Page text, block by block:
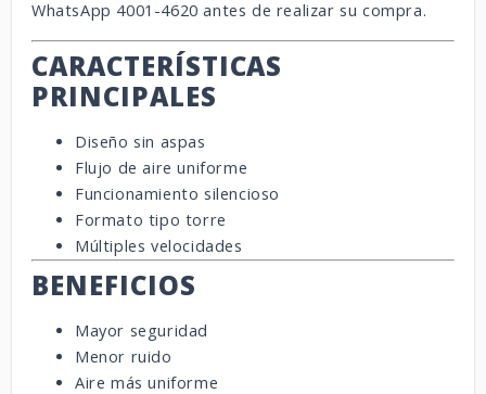
WhatsApp 4001-4620 antes de realizar su compra.
CARACTERÍSTICAS
PRINCIPALES
Diseño sin aspas
Flujo de aire uniforme
Funcionamiento silencioso
Formato tipo torre
Múltiples velocidades
BENEFICIOS
Mayor seguridad
Menor ruido
Aire más uniforme